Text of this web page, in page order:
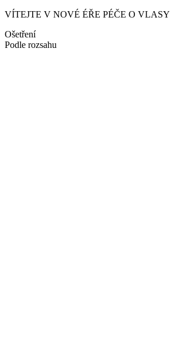
VÍTEJTE V NOVÉ ÉŘE PÉČE O VLASY
Ošetření
Podle rozsahu